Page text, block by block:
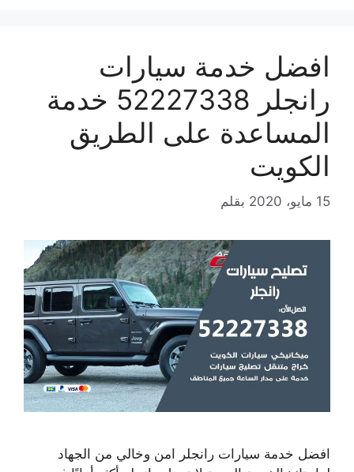
افضل خدمة سيارات
رانجلر 52227338 خدمة
المساعدة على الطريق
الكويت
15 مايو، 2020 بقلم
افضل خدمة سيارات رانجلر امن وخالي من الجهاد